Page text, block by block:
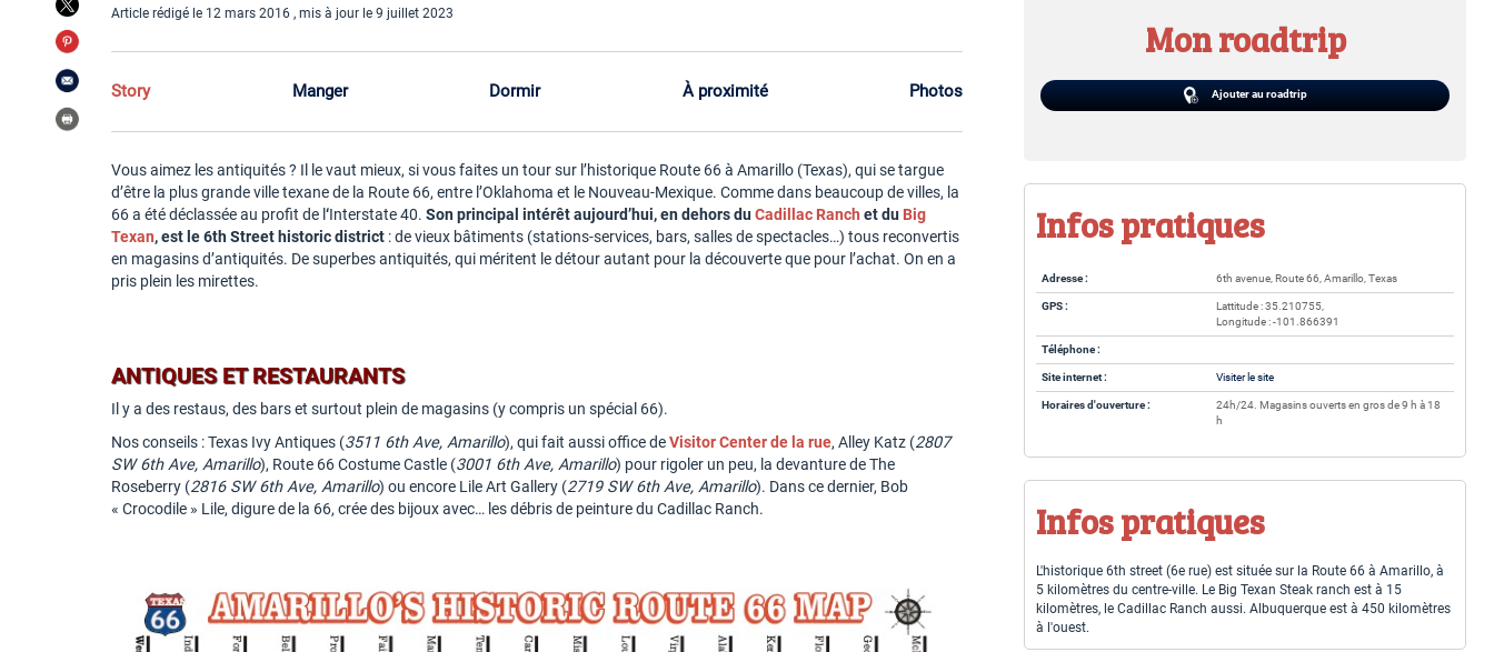
Article rédigé le 12 mars 2016 , mis à jour le 9 juillet 2023
Story Manger Dormir À proximité Photos
Vous aimez les antiquités ? Il le vaut mieux, si vous faites un tour sur l’historique Route 66 à Amarillo (Texas), qui se targue
d’être la plus grande ville texane de la Route 66, entre l’Oklahoma et le Nouveau-Mexique. Comme dans beaucoup de villes, la
66 a été déclassée au profit de l‘Interstate 40.Son principal intérêt aujourd’hui, en dehors duCadillac Ranch et du Big
Texan, est le 6th Street historic district : de vieux bâtiments (stations-services, bars, salles de spectacles…) tous reconvertis
en magasins d’antiquités. De superbes antiquités, qui méritent le détour autant pour la découverte que pour l’achat. On en a
pris plein les mirettes.
ANTIQUES ET RESTAURANTS
Il y a des restaus, des bars et surtout plein de magasins (y compris un spécial 66).
Nos conseils : Texas Ivy Antiques (3511 6th Ave, Amarillo), qui fait aussi office deVisitor Center de la rue, Alley Katz (2807
SW 6th Ave, Amarillo), Route 66 Costume Castle (3001 6th Ave, Amarillo) pour rigoler un peu, la devanture de The
Roseberry (2816 SW 6th Ave, Amarillo) ou encore Lile Art Gallery (2719 SW 6th Ave, Amarillo). Dans ce dernier, Bob
« Crocodile » Lile, digure de la 66, crée des bijoux avec… les débris de peinture du Cadillac Ranch.
Mon roadtrip
Ajouter au roadtrip
Infos pratiques
Adresse : 6th avenue, Route 66, Amarillo, Texas
GPS :
Lattitude : 35.210755,
Longitude : -101.866391
Téléphone :
Site internet : Visiter le site
Horaires d'ouverture :
24h/24. Magasins ouverts en gros de 9 h à 18
h
Infos pratiques
L'historique 6th street (6e rue) est située sur la Route 66 à Amarillo, à
5 kilomètres du centre-ville. Le Big Texan Steak ranch est à 15
kilomètres, le Cadillac Ranch aussi. Albuquerque est à 450 kilomètres
à l'ouest.